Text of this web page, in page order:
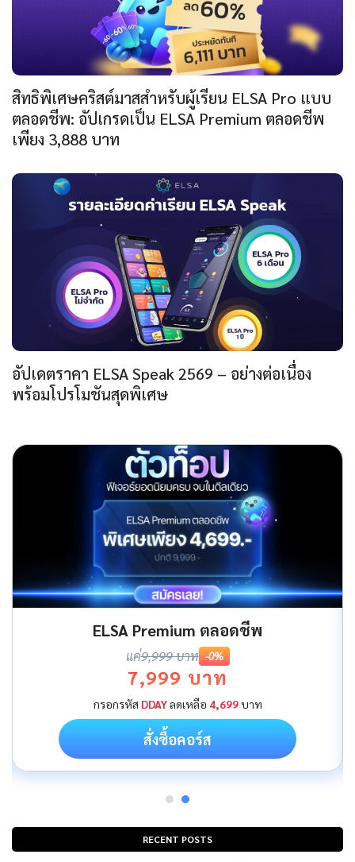
สิทธิพิเศษคริสต์มาสสำหรับผู้เรียน ELSA Pro แบบ
ตลอดชีพ: อัปเกรดเป็น ELSA Premium ตลอดชีพ
เพียง 3,888 บาท
อัปเดตราคา ELSA Speak 2569 – อย่างต่อเนื่อง
พร้อมโปรโมชันสุดพิเศษ
RECENT POSTS
ELSA Premium ตลอดชีพ
แค่9,999 บาท -0%
7,999 บาท
กรอกรหัส DDAYลดเหลือ 4,699บาท
สั่งซื้อคอร์ส